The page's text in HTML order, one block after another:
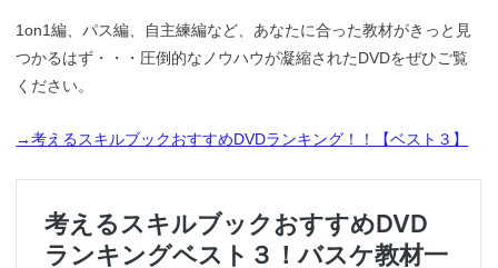
1on1編、パス編、自主練編など、あなたに合った教材がきっと見
つかるはず・・・圧倒的なノウハウが凝縮されたDVDをぜひご覧
ください。
→考えるスキルブックおすすめDVDランキング！！【ベスト３】